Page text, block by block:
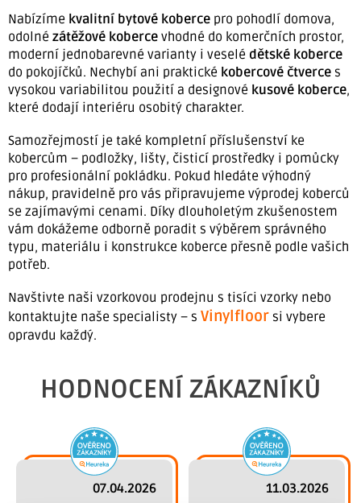
Nabízíme kvalitní bytové koberce pro pohodlí domova,
odolné zátěžové koberce vhodné do komerčních prostor,
moderní jednobarevné varianty i veselé dětské koberce
do pokojíčků. Nechybí ani praktické kobercové čtverce s
vysokou variabilitou použití a designové kusové koberce,
které dodají interiéru osobitý charakter.
Samozřejmostí je také kompletní příslušenství ke
kobercům – podložky, lišty, čisticí prostředky i pomůcky
pro profesionální pokládku. Pokud hledáte výhodný
nákup, pravidelně pro vás připravujeme výprodej koberců
se zajímavými cenami. Díky dlouholetým zkušenostem
vám dokážeme odborně poradit s výběrem správného
typu, materiálu i konstrukce koberce přesně podle vašich
potřeb.
Navštivte naši vzorkovou prodejnu s tisíci vzorky nebo
kontaktujte naše specialisty – s Vinylfloor si vybere
opravdu každý.
HODNOCENÍ ZÁKAZNÍKŮ
07.04.2026 11.03.2026